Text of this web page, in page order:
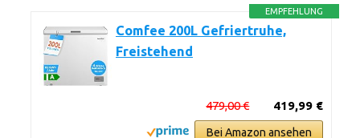
EMPFEHLUNG
Comfee 200L Gefriertruhe,
Freistehend
419,99 €
479,00 €
Bei Amazon ansehen